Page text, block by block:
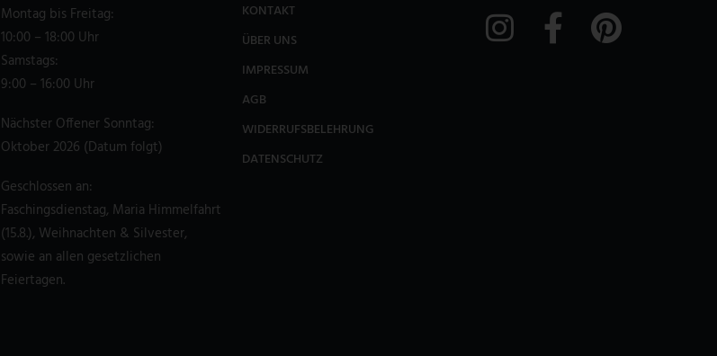
Montag bis Freitag:
10:00 – 18:00 Uhr
Samstags:
9:00 – 16:00 Uhr
Nächster Offener Sonntag:
Oktober 2026 (Datum folgt)
Geschlossen an:
Faschingsdienstag, Maria Himmelfahrt
(15.8.), Weihnachten & Silvester,
sowie an allen gesetzlichen
Feiertagen.
KONTAKT
ÜBER UNS
IMPRESSUM
AGB
WIDERRUFSBELEHRUNG
DATENSCHUTZ